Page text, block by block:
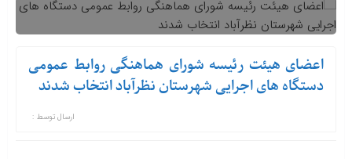
اعضای هیئت رئیسه شورای هماهنگی روابط عمومی
دستگاه های اجرایی شهرستان نظرآباد انتخاب شدند
ارسال توسط :